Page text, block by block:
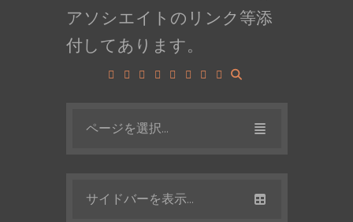
アソシエイトのリンク等添
付してあります。
ページを選択...
サイドバーを表示...